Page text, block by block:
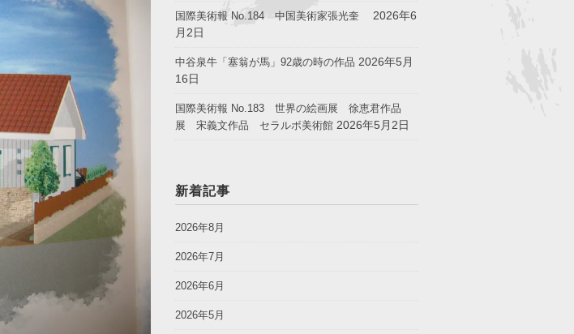
国際美術報 No.184 中国美術家張光奎
2026年6
月2日
中谷泉牛「塞翁が馬」92歳の時の作品 2026年5月
16日
国際美術報 No.183 世界の絵画展 徐恵君作品
展 宋義文作品 セラルボ美術館 2026年5月2日
新着記事
2026年8月
2026年7月
2026年6月
2026年5月